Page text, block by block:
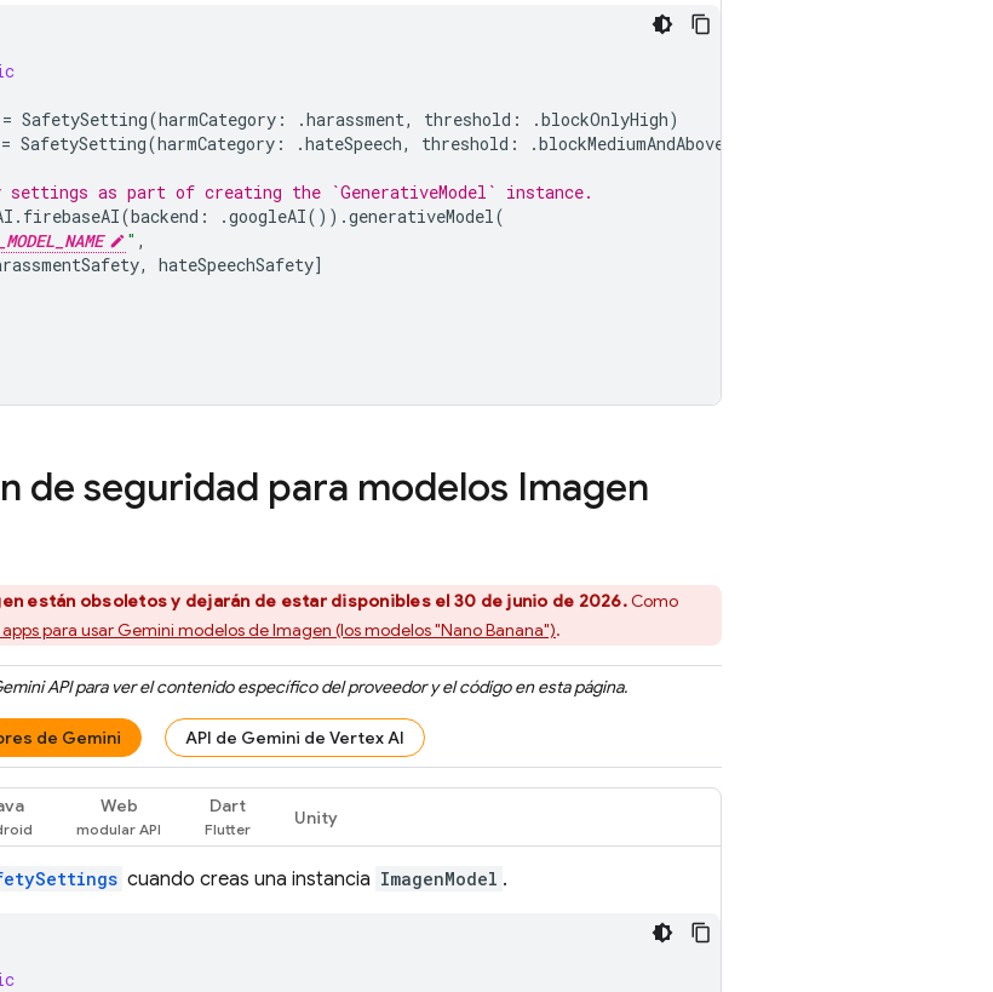
= SafetySetting(harmCategory : .harassment, threshold : .blockOnlyHigh)
= SafetySetting(harmCategory : .hateSpeech, threshold : .blockMediumAndAbove
as part of creating the `GenerativeModel` instance.
. firebaseAI(backend : .googleAI()).generativeModel(
" ,
, hateSpeechSafety]
de seguridad para modelos Imagen
están obsoletos y dejarán de estar disponibles el 30 de junio de 2026.Como
para usarGemini modelos de Imagen (los modelos "Nano Banana").
APIpara ver el contenido específico del proveedor y el código en esta página.
de Gemini API de Gemini de Vertex AI
Web Dart
Unity
cuando creas una instancia ImagenModel .